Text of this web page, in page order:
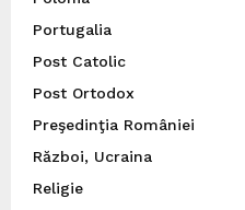
Portugalia
Post Catolic
Post Ortodox
Preşedinţia României
Război, Ucraina
Religie